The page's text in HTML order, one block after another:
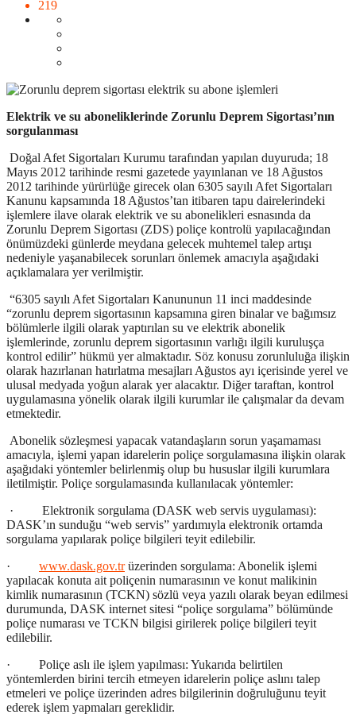
219
Elektrik ve su aboneliklerinde Zorunlu Deprem Sigortası’nın
sorgulanması
Doğal Afet Sigortaları Kurumu tarafından yapılan duyuruda; 18
Mayıs 2012 tarihinde resmi gazetede yayınlanan ve 18 Ağustos
2012 tarihinde yürürlüğe girecek olan 6305 sayılı Afet Sigortaları
Kanunu kapsamında 18 Ağustos’tan itibaren tapu dairelerindeki
işlemlere ilave olarak elektrik ve su abonelikleri esnasında da
Zorunlu Deprem Sigortası (ZDS) poliçe kontrolü yapılacağından
önümüzdeki günlerde meydana gelecek muhtemel talep artışı
nedeniyle yaşanabilecek sorunları önlemek amacıyla aşağıdaki
açıklamalara yer verilmiştir.
“6305 sayılı Afet Sigortaları Kanununun 11 inci maddesinde
“zorunlu deprem sigortasının kapsamına giren binalar ve bağımsız
bölümlerle ilgili olarak yaptırılan su ve elektrik abonelik
işlemlerinde, zorunlu deprem sigortasının varlığı ilgili kuruluşça
kontrol edilir” hükmü yer almaktadır. Söz konusu zorunluluğa ilişkin
olarak hazırlanan hatırlatma mesajları Ağustos ayı içerisinde yerel ve
ulusal medyada yoğun alarak yer alacaktır. Diğer taraftan, kontrol
uygulamasına yönelik olarak ilgili kurumlar ile çalışmalar da devam
etmektedir.
Abonelik sözleşmesi yapacak vatandaşların sorun yaşamaması
amacıyla, işlemi yapan idarelerin poliçe sorgulamasına ilişkin olarak
aşağıdaki yöntemler belirlenmiş olup bu hususlar ilgili kurumlara
iletilmiştir. Poliçe sorgulamasında kullanılacak yöntemler:
· Elektronik sorgulama (DASK web servis uygulaması):
DASK’ın sunduğu “web servis” yardımıyla elektronik ortamda
sorgulama yapılarak poliçe bilgileri teyit edilebilir.
· www.dask.gov.trüzerinden sorgulama: Abonelik işlemi
yapılacak konuta ait poliçenin numarasının ve konut malikinin
kimlik numarasının (TCKN) sözlü veya yazılı olarak beyan edilmesi
durumunda, DASK internet sitesi “poliçe sorgulama” bölümünde
poliçe numarası ve TCKN bilgisi girilerek poliçe bilgileri teyit
edilebilir.
· Poliçe aslı ile işlem yapılması: Yukarıda belirtilen
yöntemlerden birini tercih etmeyen idarelerin poliçe aslını talep
etmeleri ve poliçe üzerinden adres bilgilerinin doğruluğunu teyit
ederek işlem yapmaları gereklidir.